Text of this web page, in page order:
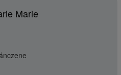
Marie